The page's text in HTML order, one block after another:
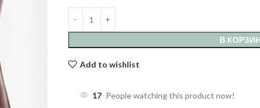
В
Add to wishlist
17 People watching this product now!